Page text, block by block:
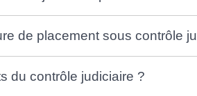
de placement sous contrôle
du contrôle judiciaire ?